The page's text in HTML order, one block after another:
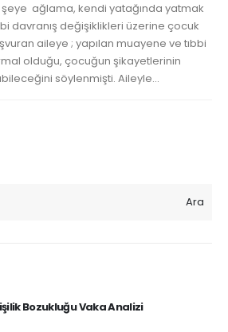
ağlama, kendi yatağında yatmak
davranış değişiklikleri üzerine çocuk
aileye ; yapılan muayene ve tıbbi
olduğu, çocuğun şikayetlerinin
söylenmişti. Aileyle...
Ara
Bozukluğu Vaka Analizi